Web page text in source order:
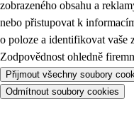
zobrazeného obsahu a
nebo přistupovat k
o poloze a identifikovat vaše
Zodpovědnost ohledně
Přijmout všechny soubory
Odmítnout soubory cookies